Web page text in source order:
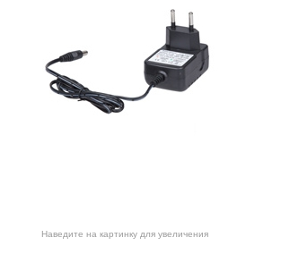
Наведите на картинку для увеличения